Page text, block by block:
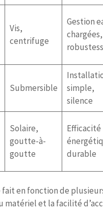
Vis,
centrifuge
Gestion
chargées,
Submersible
simple,
silence
Solaire,
goutte-à-
goutte
Efficacité
durable
fait en fonction de
matériel et la facilité